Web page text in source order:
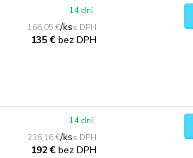
166,05 €/ks
135 €bez DPH
14 dní
236,16 €/ks
192 €bez DPH
14 dní